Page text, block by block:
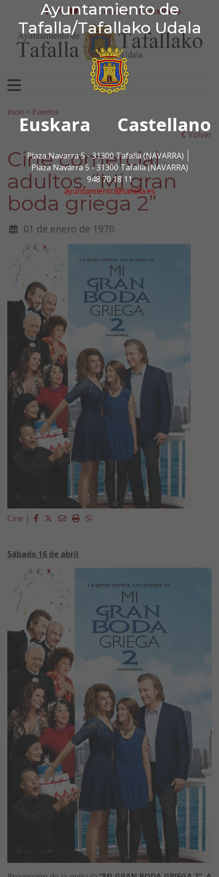
Ayuntamiento de
Tafalla/Tafallako Udala
Euskara Castellano
Plaza Navarra 5 - 31300 Tafalla (NAVARRA)
Plaza Navarra 5 - 31300 Tafalla (NAVARRA)
948 70 18 11
ayuntamiento@tafalla.es
Ir al contenido
Ayuntamiento de
facebook
twitter
youtube
Euskera Castellano
Search for:
Inicio > Eventos
Volver
Cine comercial
adultos. “Mi gran
boda griega 2”
01 de enero de 1970
Cine | Facebook
Twitter
EmailImprimirWhatsapp
Sábado 16 de abril